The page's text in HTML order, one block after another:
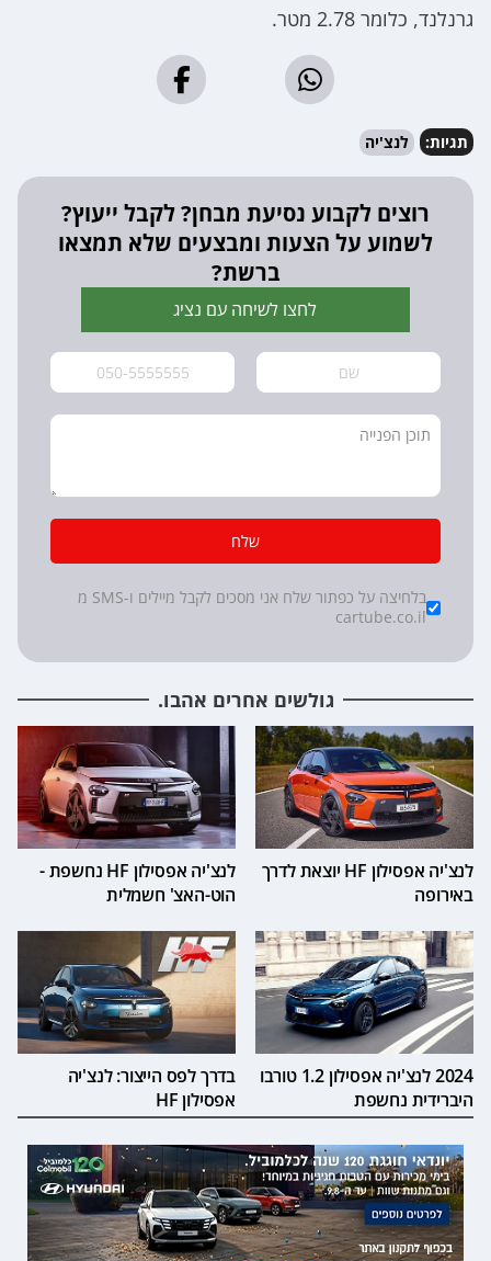
גרנלנד, כלומר 2.78 מטר.
תגיות: לנצ'יה
רוצים לקבוע נסיעת מבחן? לקבל ייעוץ?
לשמוע על הצעות ומבצעים שלא תמצאו
ברשת?
לחצו לשיחה עם נציג
שלח
Checkboxes
*
בלחיצה על כפתור שלח אני מסכים לקבל מיילים ו-SMS מ
cartube.co.il
גולשים אחרים אהבו.
לנצ'יה אפסילון HF יוצאת לדרך
באירופה
לנצ'יה אפסילון HF נחשפת -
הוט-האצ' חשמלית
2024 לנצ'יה אפסילון 1.2 טורבו
היברידית נחשפת
בדרך לפס הייצור: לנצ'יה
אפסילון HF